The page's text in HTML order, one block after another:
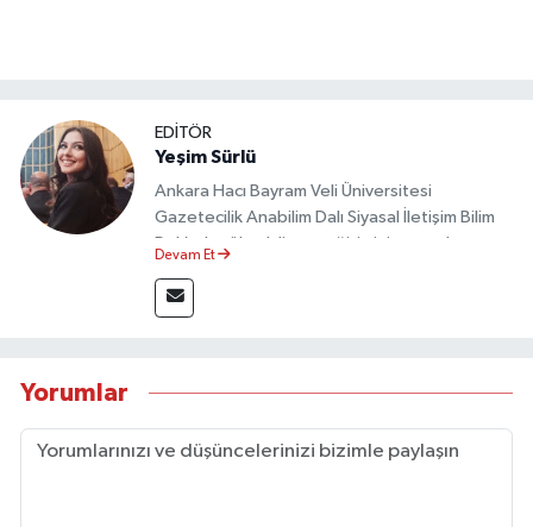
EDİTÖR
Yeşim Sürlü
Ankara Hacı Bayram Veli Üniversitesi
Gazetecilik Anabilim Dalı Siyasal İletişim Bilim
Dalı’nda yüksek lisans eğitimini tamamlamıştır.
akademik çalışmalar gerçekleştirmiştir.
Taşköprü Postası internet haber sitesinde
Devam Et
Yorumlar